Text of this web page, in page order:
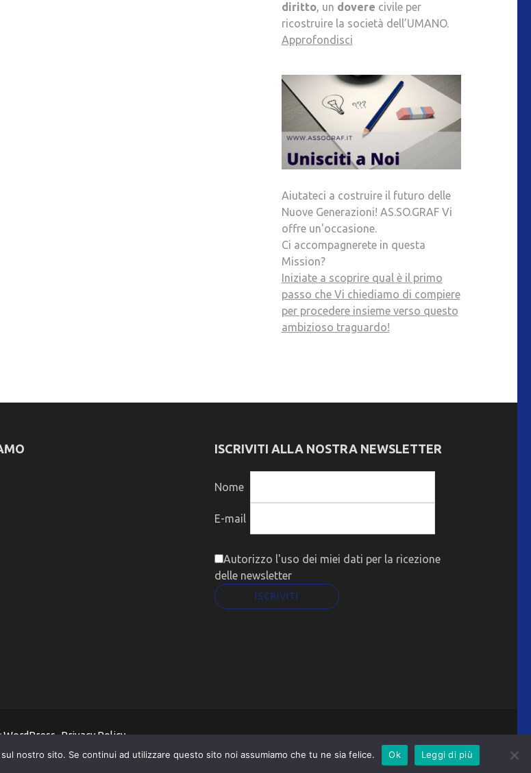
diritto, un dovere civile per
ricostruire la società dell’UMANO.
Approfondisci
Aiutateci a costruire il futuro delle
Nuove Generazioni! AS.SO.GRAF Vi
offre un'occasione.
Ci accompagnerete in questa
Mission?
Iniziate a scoprire qual è il primo
passo che Vi chiediamo di compiere
per procedere insieme verso questo
ambizioso traguardo!
ISCRIVITI ALLA NOSTRA NEWSLETTER
Nome
E-mail
Autorizzo l'uso dei miei dati per la ricezione
delle newsletter
WordPress. Privacy Policy
nostro sito. Se continui ad utilizzare questo sito noi assumiamo che tu ne sia felice. Ok Leggi di più